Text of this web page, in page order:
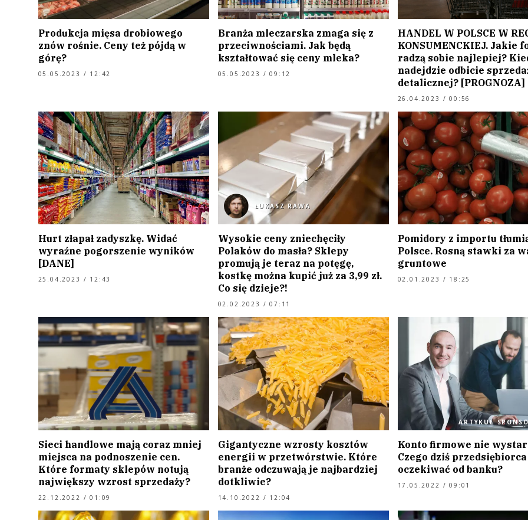
Produkcja mięsa drobiowego
znów rośnie. Ceny też pójdą w
górę?
05.05.2023 / 12:42
Branża mleczarska zmaga się z
przeciwnościami. Jak będą
kształtować się ceny mleka?
05.05.2023 / 09:12
HANDEL W POLSCE W
KONSUMENCKIEJ. Jakie
radzą sobie najlepiej?
nadejdzie odbicie
detalicznej? [PROGNOZA]
26.04.2023 / 00:56
Hurt złapał zadyszkę. Widać
wyraźne pogorszenie wyników
[DANE]
25.04.2023 / 12:43
ŁUKASZ RAWA
Wysokie ceny zniechęciły
Polaków do masła? Sklepy
promują je teraz na potęgę,
kostkę można kupić już za 3,99 zł.
Co się dzieje?!
02.02.2023 / 07:11
Pomidory z importu
Polsce. Rosną stawki za
gruntowe
02.01.2023 / 18:25
Sieci handlowe mają coraz mniej
miejsca na podnoszenie cen.
Które formaty sklepów notują
największy wzrost sprzedaży?
22.12.2022 / 01:09
Gigantyczne wzrosty kosztów
energii w przetwórstwie. Które
branże odczuwają je najbardziej
dotkliwie?
14.10.2022 / 12:04
ARTYKUŁ
Konto firmowe nie
Czego dziś przedsiębiorca
oczekiwać od banku?
17.05.2022 / 09:01